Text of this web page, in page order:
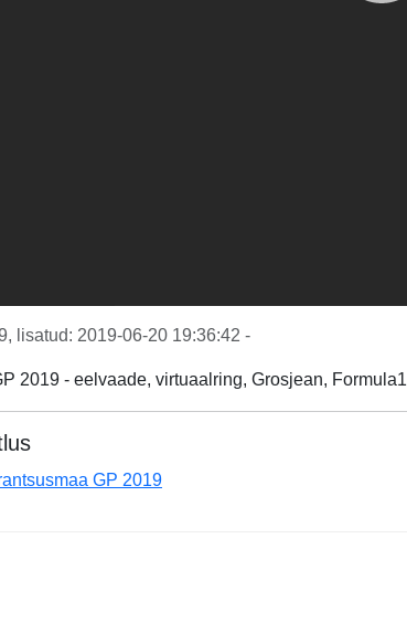
lisatud: 2019-06-20 19:36:42 -
2019 - eelvaade, virtuaalring, Grosjean, Formula1
GP 2019